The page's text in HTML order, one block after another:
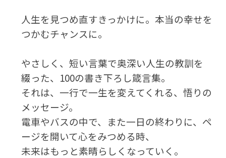
人生を見つめ直すきっかけに。本当の幸せを
つかむチャンスに。
やさしく、短い言葉で奥深い人生の教訓を
綴った、100の書き下ろし箴言集。
それは、一行で一生を変えてくれる、悟りの
メッセージ。
電車やバスの中で、また一日の終わりに、ペ
ージを開いて心をみつめる時、
未来はもっと素晴らしくなっていく。